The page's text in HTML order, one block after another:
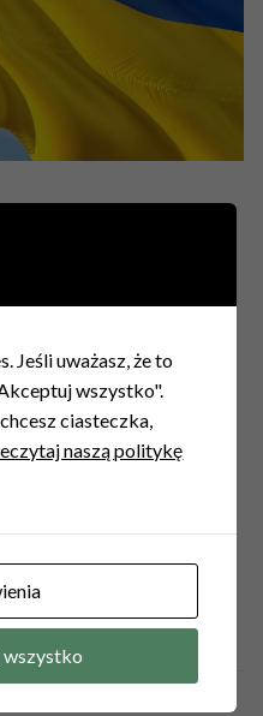
Obrazu Matki Bożej
Jeśli uważasz, że to
wszystko".
ciasteczka,
naszą politykę